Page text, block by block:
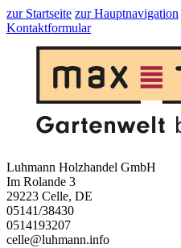
zur Startseite zur Hauptnavigation
Kontaktformular
Luhmann Holzhandel GmbH
Im Rolande 3
29223 Celle, DE
05141/38430
0514193207
celle@luhmann.info